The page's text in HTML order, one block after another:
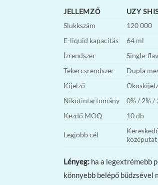
JELLEMZŐ UZY
Slukkszám
120 000
E-liquid kapacitás
64 ml
Ízrendszer
Single-
Tekercsrendszer
Dupla
Kijelző
Nikotintartomány
0% / 2% /
Kezdő MOQ
10 db
Legjobb cél
Lényeg: ha a legextrémebb
könnyebb belépő